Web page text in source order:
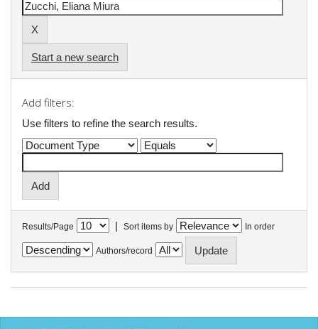
Start a new search
Add filters:
Use filters to refine the search results.
Results/Page | Sort items by In order
Authors/record